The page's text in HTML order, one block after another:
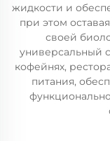
жидкости и
при этом
своей
универсальный
кофейнях,
питания,